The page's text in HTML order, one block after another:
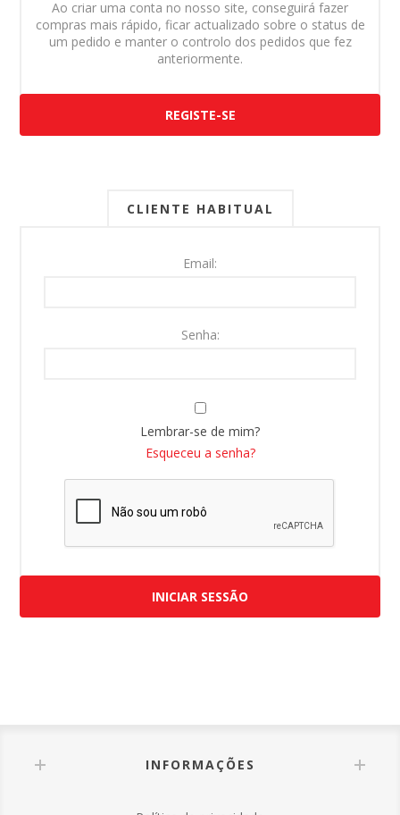
Ao criar uma conta no nosso site, conseguirá fazer
compras mais rápido, ficar actualizado sobre o status de
um pedido e manter o controlo dos pedidos que fez
anteriormente.
REGISTE-SE
CLIENTE HABITUAL
Email:
Senha:
Lembrar-se de mim?
Esqueceu a senha?
INICIAR SESSÃO
INFORMAÇÕES